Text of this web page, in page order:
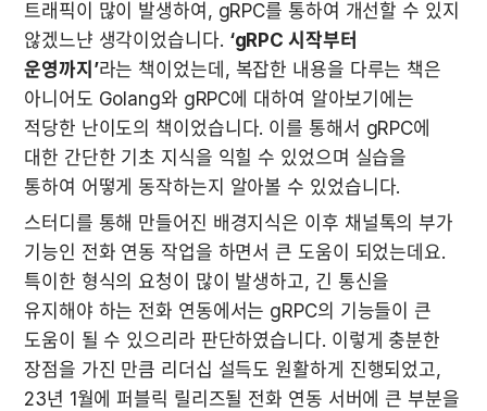
트래픽이 많이 발생하여, gRPC를 통하여 개선할 수 있지
않겠느냔 생각이었습니다. ‘gRPC 시작부터
운영까지’라는 책이었는데, 복잡한 내용을 다루는 책은
아니어도 Golang와 gRPC에 대하여 알아보기에는
적당한 난이도의 책이었습니다. 이를 통해서 gRPC에
대한 간단한 기초 지식을 익힐 수 있었으며 실습을
통하여 어떻게 동작하는지 알아볼 수 있었습니다.
스터디를 통해 만들어진 배경지식은 이후 채널톡의 부가
기능인 전화 연동 작업을 하면서 큰 도움이 되었는데요.
특이한 형식의 요청이 많이 발생하고, 긴 통신을
유지해야 하는 전화 연동에서는 gRPC의 기능들이 큰
도움이 될 수 있으리라 판단하였습니다. 이렇게 충분한
장점을 가진 만큼 리더십 설득도 원활하게 진행되었고,
23년 1월에 퍼블릭 릴리즈될 전화 연동 서버에 큰 부분을